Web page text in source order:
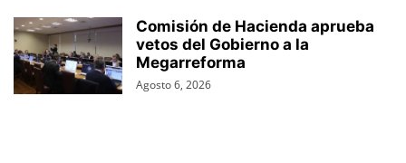
Comisión de Hacienda aprueba
vetos del Gobierno a la
Megarreforma
Agosto 6, 2026